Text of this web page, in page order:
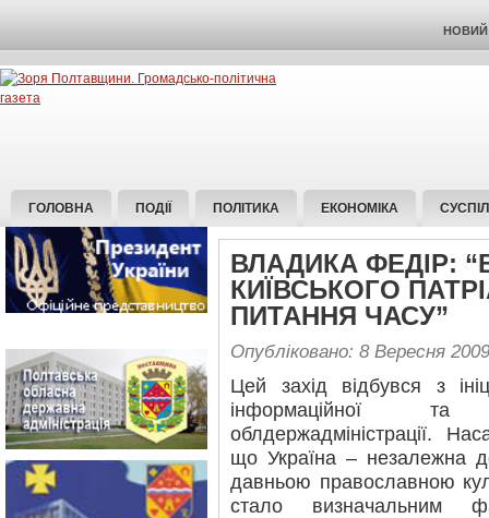
НОВИЙ
ГОЛОВНА ПОДІЇ ПОЛІТИКА ЕКОНОМІКА
ВЛАДИКА ФЕДІР:
КИЇВСЬКОГО
ПИТАННЯ ЧАСУ”
Опубліковано: 8 Вересня 2009
Цей захід відбувся з
інформаційної та
облдержадміністрації.
що Україна – незалежна
давньою православною
стало визначальним